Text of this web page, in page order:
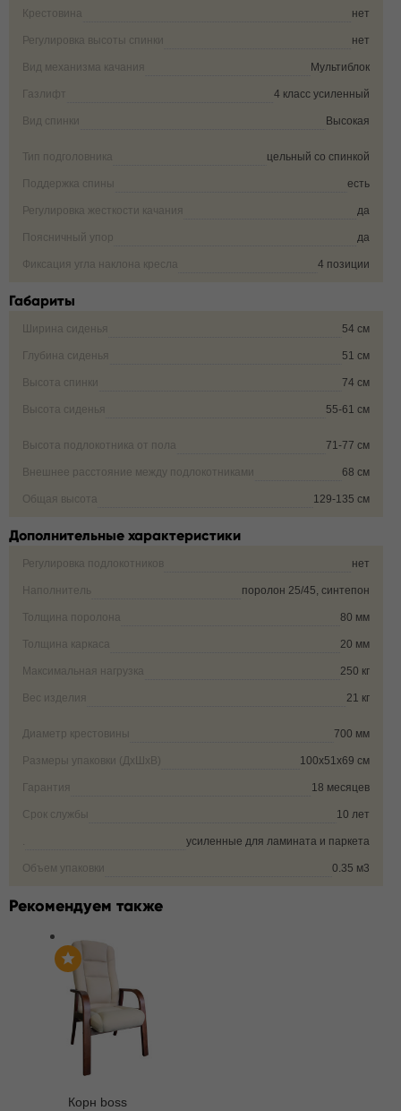
Крестовина нет
Регулировка высоты спинки нет
Вид механизма качания Мультиблок
Газлифт 4 класс усиленный
Вид спинки Высокая
Тип подголовника цельный со спинкой
Поддержка спины есть
Регулировка жесткости качания да
Поясничный упор да
Фиксация угла наклона кресла 4 позиции
Габариты
Ширина сиденья 54 см
Глубина сиденья 51 см
Высота спинки 74 см
Высота сиденья 55-61 см
Высота подлокотника от пола 71-77 см
Внешнее расстояние между подлокотниками 68 см
Общая высота 129-135 см
Дополнительные характеристики
Регулировка подлокотников нет
Наполнитель поролон 25/45, синтепон
Толщина поролона 80 мм
Толщина каркаса 20 мм
Максимальная нагрузка 250 кг
Вес изделия 21 кг
Диаметр крестовины 700 мм
Размеры упаковки (ДxШxВ) 100х51х69 см
Гарантия 18 месяцев
Срок службы 10 лет
. усиленные для ламината и паркета
Объем упаковки 0.35 м3
Рекомендуем также
Корн boss